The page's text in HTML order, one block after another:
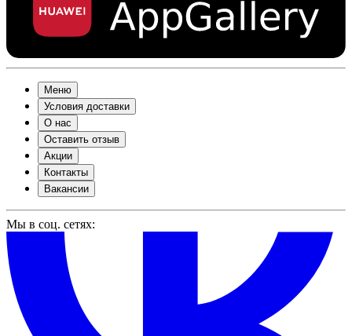
Меню
Условия доставки
О нас
Оставить отзыв
Акции
Контакты
Вакансии
Мы в соц. сетях: